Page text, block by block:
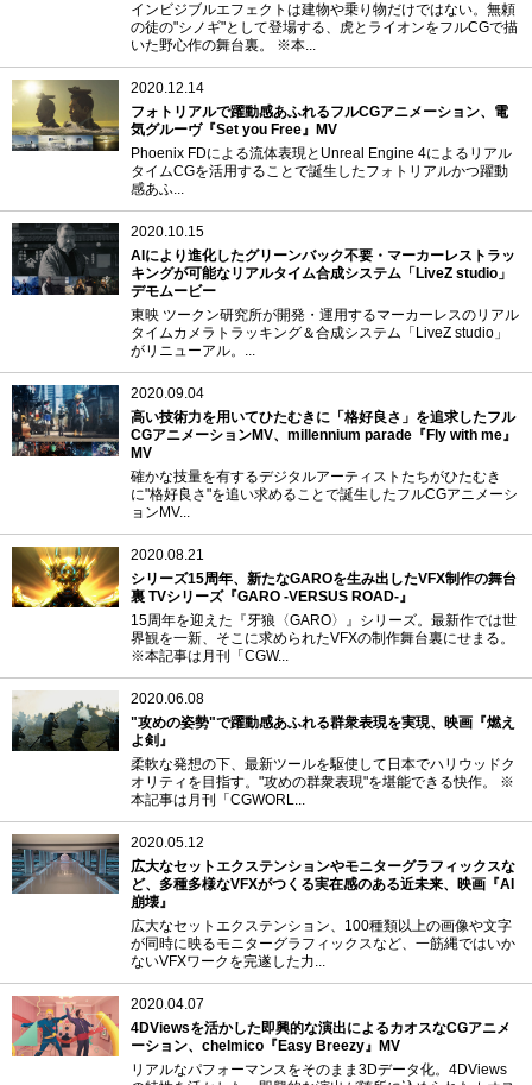
インビジブルエフェクトは建物や乗り物だけではない。無頼
の徒の"シノギ"として登場する、虎とライオンをフルCGで描
いた野心作の舞台裏。 ※本...
2020.12.14
フォトリアルで躍動感あふれるフルCGアニメーション、電
気グルーヴ『Set you Free』MV
Phoenix FDによる流体表現とUnreal Engine 4によるリアル
タイムCGを活用することで誕生したフォトリアルかつ躍動
感あふ...
2020.10.15
AIにより進化したグリーンバック不要・マーカーレストラッ
キングが可能なリアルタイム合成システム「LiveZ studio」
デモムービー
東映 ツークン研究所が開発・運用するマーカーレスのリアル
タイムカメラトラッキング＆合成システム「LiveZ studio」
がリニューアル。...
2020.09.04
高い技術力を用いてひたむきに「格好良さ」を追求したフル
CGアニメーションMV、millennium parade『Fly with me』
MV
確かな技量を有するデジタルアーティストたちがひたむき
に"格好良さ"を追い求めることで誕生したフルCGアニメーシ
ョンMV...
2020.08.21
シリーズ15周年、新たなGAROを生み出したVFX制作の舞台
裏 TVシリーズ『GARO -VERSUS ROAD-』
15周年を迎えた『牙狼〈GARO〉』シリーズ。最新作では世
界観を一新、そこに求められたVFXの制作舞台裏にせまる。
※本記事は月刊「CGW...
2020.06.08
"攻めの姿勢"で躍動感あふれる群衆表現を実現、映画『燃え
よ剣』
柔軟な発想の下、最新ツールを駆使して日本でハリウッドク
オリティを目指す。"攻めの群衆表現"を堪能できる快作。 ※
本記事は月刊「CGWORL...
2020.05.12
広大なセットエクステンションやモニターグラフィックスな
ど、多種多様なVFXがつくる実在感のある近未来、映画『AI
崩壊』
広大なセットエクステンション、100種類以上の画像や文字
が同時に映るモニターグラフィックスなど、一筋縄ではいか
ないVFXワークを完遂した力...
2020.04.07
4DViewsを活かした即興的な演出によるカオスなCGアニメ
ーション、chelmico『Easy Breezy』MV
リアルなパフォーマンスをそのまま3Dデータ化。4DViews